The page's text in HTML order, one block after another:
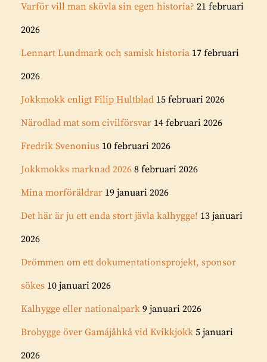
Varför vill man skövla sin egen historia? 21 februari
2026
Lennart Lundmark och samisk historia 17 februari
2026
Jokkmokk enligt Filip Hultblad 15 februari 2026
Närodlad mat som civilförsvar 14 februari 2026
Fredrik Svenonius 10 februari 2026
Jokkmokks marknad 2026 8 februari 2026
Mina morföräldrar 19 januari 2026
Det här är ju ett enda stort jävla kalhygge! 13 januari
2026
Drömmen om ett dokumentationsprojekt, sponsor
sökes 10 januari 2026
Kalhygge eller nationalpark 9 januari 2026
Brobygge över Gamájåhkå vid Kvikkjokk 5 januari
2026